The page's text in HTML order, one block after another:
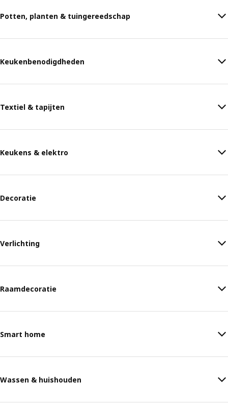
Potten, planten & tuingereedschap
Keukenbenodigdheden
Textiel & tapijten
Keukens & elektro
Decoratie
Verlichting
Raamdecoratie
Smart home
Wassen & huishouden